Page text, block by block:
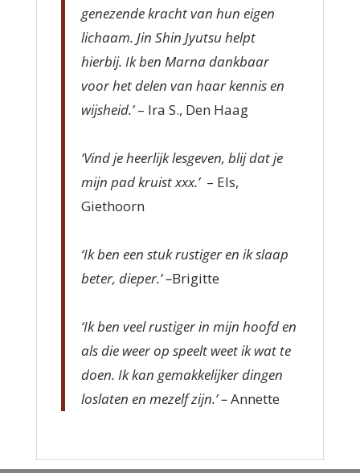
genezende kracht van hun eigen
lichaam. Jin Shin Jyutsu helpt
hierbij. Ik ben Marna dankbaar
voor het delen van haar kennis en
wijsheid.’– Ira S., Den Haag
‘Vind je heerlijk lesgeven, blij dat je
mijn pad kruist xxx.’– Els,
Giethoorn
‘Ik ben een stuk rustiger en ik slaap
beter, dieper.’ –Brigitte
‘Ik ben veel rustiger in mijn hoofd en
als die weer op speelt weet ik wat te
doen. Ik kan gemakkelijker dingen
loslaten en mezelf zijn.’ –Annette